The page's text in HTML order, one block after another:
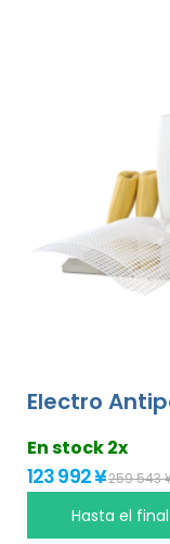
Electro
En stock 2x
123 992 ¥259 543
Hasta el